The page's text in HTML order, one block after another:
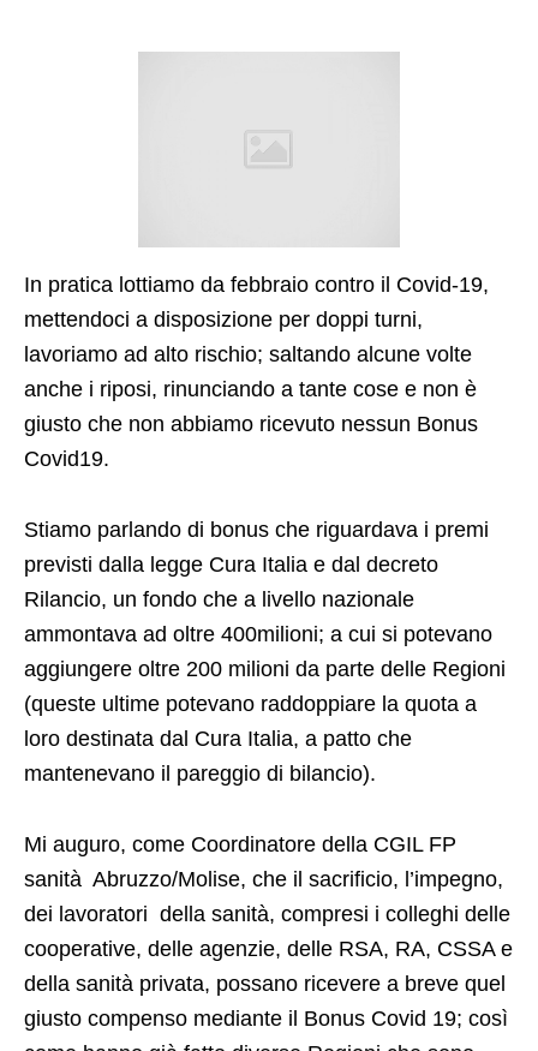
In pratica lottiamo da febbraio contro il Covid-19,
mettendoci a disposizione per doppi turni,
lavoriamo ad alto rischio; saltando alcune volte
anche i riposi, rinunciando a tante cose e non è
giusto che non abbiamo ricevuto nessun Bonus
Covid19.
Stiamo parlando di bonus che riguardava i premi
previsti dalla legge Cura Italia e dal decreto
Rilancio, un fondo che a livello nazionale
ammontava ad oltre 400milioni; a cui si potevano
aggiungere oltre 200 milioni da parte delle Regioni
(queste ultime potevano raddoppiare la quota a
loro destinata dal Cura Italia, a patto che
mantenevano il pareggio di bilancio).
Mi auguro, come Coordinatore della CGIL FP
sanità Abruzzo/Molise, che il sacrificio, l’impegno,
dei lavoratori della sanità, compresi i colleghi delle
cooperative, delle agenzie, delle RSA, RA, CSSA e
della sanità privata, possano ricevere a breve quel
giusto compenso mediante il Bonus Covid 19; così